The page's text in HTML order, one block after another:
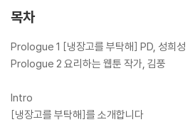
흘러가버린다. 이 책이 필요한 이유다! 이 책은
부탁해] 공식 레시피북이다.
목차
Prologue 1 [냉장고를 부탁해] PD, 성희성
Prologue 2 요리하는 웹툰 작가, 김풍
Intro
[냉장고를 부탁해]를 소개합니다